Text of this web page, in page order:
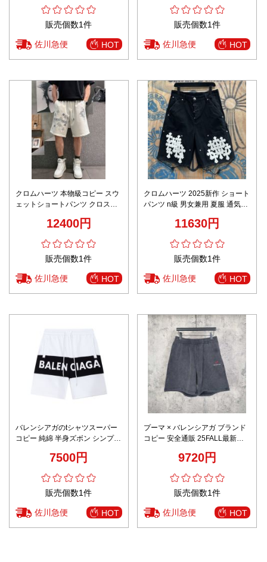
販売個数1件
佐川急便 HOT
販売個数1件
佐川急便 HOT
クロムハーツ 本物級コピー スウ
ェットショートパンツ クロスフ
12400円
販売個数1件
佐川急便 HOT
クロムハーツ 2025新作 ショート
パンツ n級 男女兼用 夏服 通気性
11630円
販売個数1件
佐川急便 HOT
バレンシアガのtシャツスーパー
コピー 純綿 半身ズボン シンプル
7500円
販売個数1件
佐川急便 HOT
プーマ × バレンシアガ ブランド
コピー 安全通販 25FALL最新作
能的ストリートパンツ
9720円
販売個数1件
佐川急便 HOT